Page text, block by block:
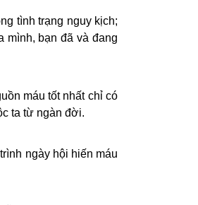
tình trạng nguy kịch;
mình, bạn đã và đang
máu tốt nhất chỉ có
ta từ ngàn đời.
ngày hội hiến máu